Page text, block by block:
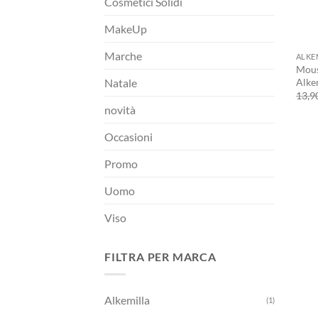
MakeUp
Marche
Natale
novità
Occasioni
Promo
Uomo
Viso
FILTRA PER MARCA
Alkemilla (1)